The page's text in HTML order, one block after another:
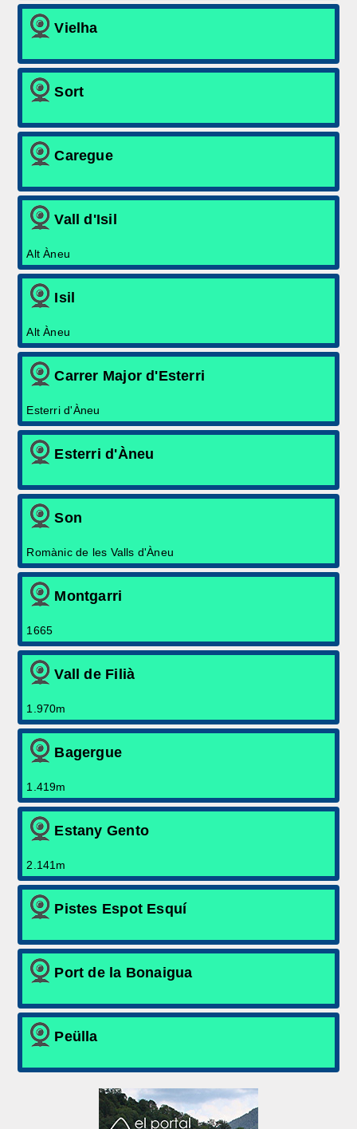
Vielha
Sort
Caregue
Vall d'Isil
Alt Àneu
Isil
Alt Àneu
Carrer Major d'Esterri
Esterri d'Àneu
Esterri d'Àneu
Son
Romànic de les Valls d'Àneu
Montgarri
1665
Vall de Filià
1.970m
Bagergue
1.419m
Estany Gento
2.141m
Pistes Espot Esquí
Port de la Bonaigua
Peülla